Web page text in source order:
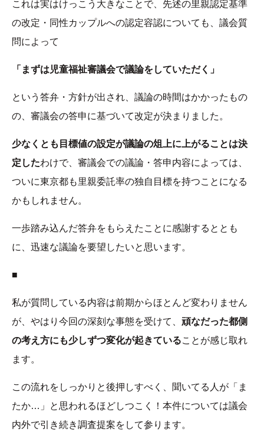
これは実はけっこう大きなことで、先述の里親認定基準
の改定・同性カップルへの認定容認についても、議会質
問によって
「まずは児童福祉審議会で議論をしていただく」
という答弁・方針が出され、議論の時間はかかったもの
の、審議会の答申に基づいて改定が決まりました。
少なくとも目標値の設定が議論の俎上に上がることは決
定したわけで、審議会での議論・答申内容によっては、
ついに東京都も里親委託率の独自目標を持つことになる
かもしれません。
一歩踏み込んだ答弁をもらえたことに感謝するととも
に、迅速な議論を要望したいと思います。
■
私が質問している内容は前期からほとんど変わりません
が、やはり今回の深刻な事態を受けて、 頑なだった都側
の考え方にも少しずつ変化が起きていることが感じ取れ
ます。
この流れをしっかりと後押しすべく、聞いてる人が「ま
たか…」と思われるほどしつこく！本件については議会
内外で引き続き調査提案をして参ります。